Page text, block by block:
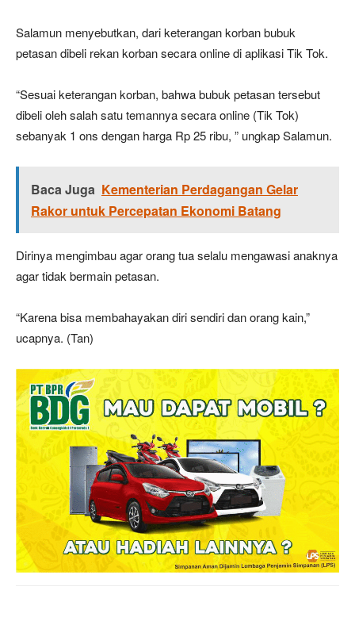
Salamun menyebutkan, dari keterangan korban bubuk
petasan dibeli rekan korban secara online di aplikasi Tik Tok.
“Sesuai keterangan korban, bahwa bubuk petasan tersebut
dibeli oleh salah satu temannya secara online (Tik Tok)
sebanyak 1 ons dengan harga Rp 25 ribu, ” ungkap Salamun.
Baca Juga Kementerian Perdagangan Gelar
Rakor untuk Percepatan Ekonomi Batang
Dirinya mengimbau agar orang tua selalu mengawasi anaknya
agar tidak bermain petasan.
“Karena bisa membahayakan diri sendiri dan orang kain,”
ucapnya. (Tan)